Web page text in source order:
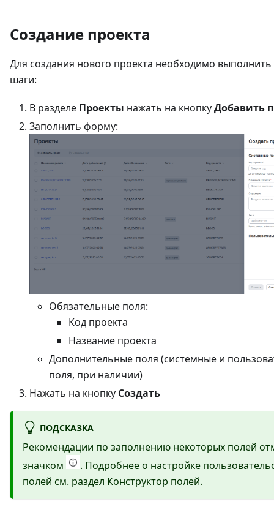
Создание проекта
Для создания нового проекта необходимо
шаги:
В разделе Проекты нажать на кнопкуДобавить
Заполнить форму:
Обязательные поля:
Код проекта
Название проекта
Дополнительные поля (системные и
поля, при наличии)
Нажать на кнопку Создать
ПОДСКАЗКА
Рекомендации по заполнению некоторых полей
значком
. Подробнее о настройке
полей см. раздел Конструктор полей.